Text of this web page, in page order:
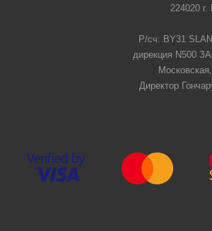
224020
Р/сч: BY31
дирекция N500
Директор